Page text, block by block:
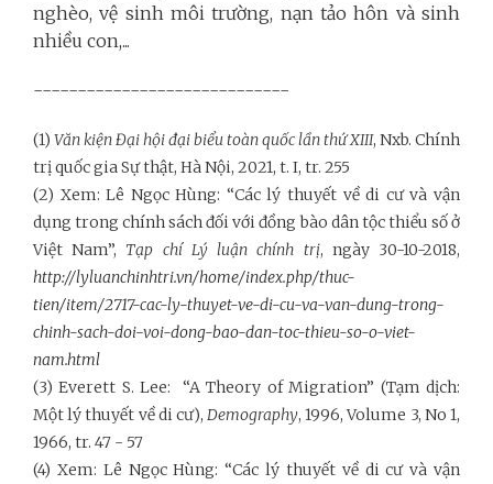
nghèo, vệ sinh môi trường, nạn tảo hôn và sinh
nhiều con,...
-----------------------------
(1) Văn kiện Đại hội đại biểu toàn quốc lần thứ XIII, Nxb. Chính
trị quốc gia Sự thật, Hà Nội, 2021, t. I, tr. 255
(2) Xem: Lê Ngọc Hùng: “Các lý thuyết về di cư và vận
dụng trong chính sách đối với đồng bào dân tộc thiểu số ở
Việt Nam”, Tạp chí Lý luận chính trị, ngày 30-10-2018,
http://lyluanchinhtri.vn/home/index.php/thuc-
tien/item/2717-cac-ly-thuyet-ve-di-cu-va-van-dung-trong-
chinh-sach-doi-voi-dong-bao-dan-toc-thieu-so-o-viet-
nam.html
(3) Everett S. Lee: “A Theory of Migration” (Tạm dịch:
Một lý thuyết về di cư),Demography, 1996, Volume 3, No 1,
1966, tr. 47 - 57
(4) Xem: Lê Ngọc Hùng: “Các lý thuyết về di cư và vận